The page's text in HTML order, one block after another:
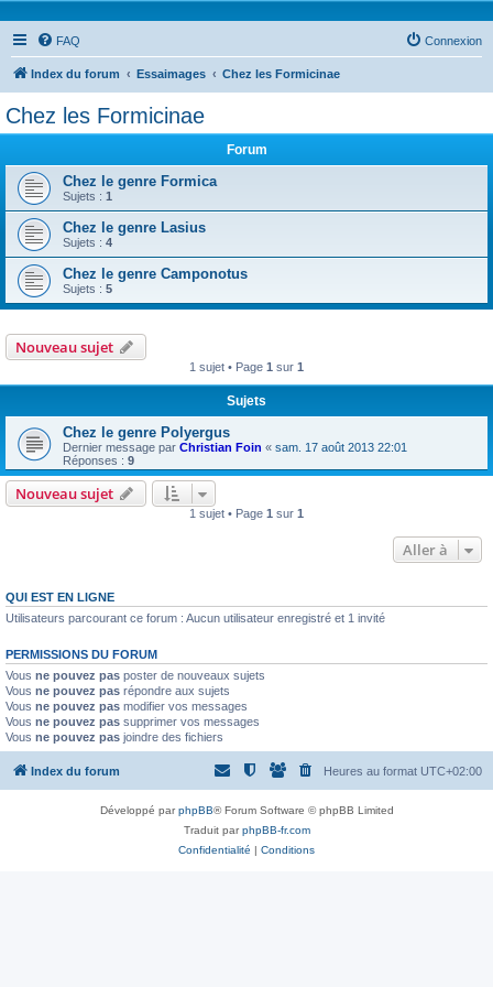
FAQ Connexion
Index du forum Essaimages Chez les Formicinae
Chez les Formicinae
Forum
Chez le genre Formica
Sujets : 1
Chez le genre Lasius
Sujets : 4
Chez le genre Camponotus
Sujets : 5
Nouveau sujet
1 sujet • Page 1 sur 1
Sujets
Chez le genre Polyergus
Dernier message par Christian Foin « sam. 17 août 2013 22:01
Réponses : 9
Nouveau sujet
1 sujet • Page 1 sur 1
Aller à
QUI EST EN LIGNE
Utilisateurs parcourant ce forum : Aucun utilisateur enregistré et 1 invité
PERMISSIONS DU FORUM
Vous ne pouvez pas poster de nouveaux sujets
Vous ne pouvez pas répondre aux sujets
Vous ne pouvez pas modifier vos messages
Vous ne pouvez pas supprimer vos messages
Vous ne pouvez pas joindre des fichiers
Index du forum Heures au format UTC+02:00
Développé parphpBB® Forum Software © phpBB Limited
Traduit parphpBB-fr.com
Confidentialité | Conditions